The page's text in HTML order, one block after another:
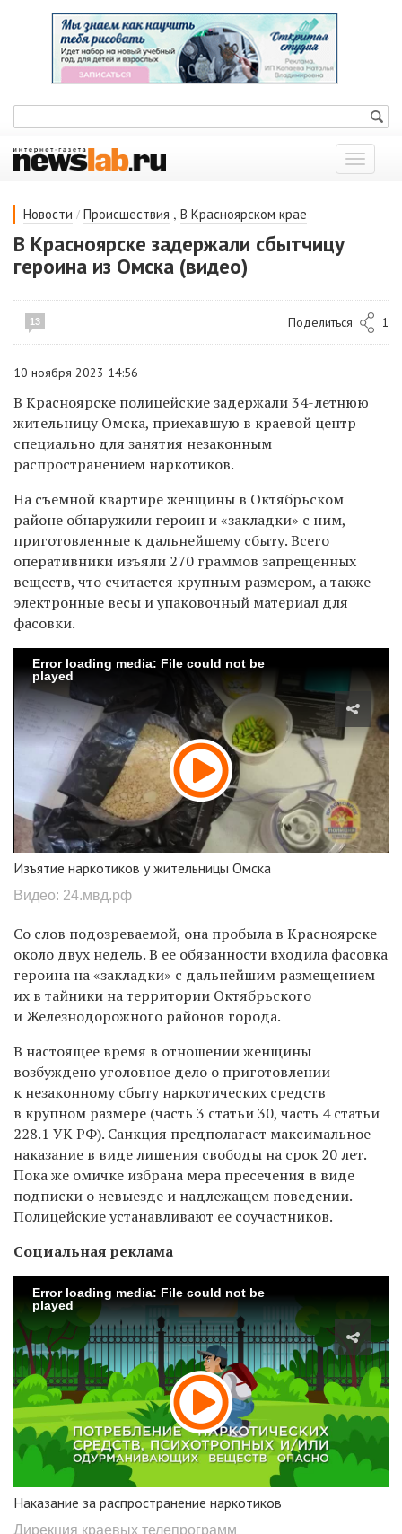
Показать
меню
Новости / Происшествия , В Красноярском крае
В Красноярске задержали сбытчицу
героина из Омска (видео)
13 Поделиться 1
10 ноября 2023 14:56
В Красноярске полицейские задержали 34-летнюю
жительницу Омска, приехавшую в краевой центр
специально для занятия незаконным
распространением наркотиков.
На съемной квартире женщины в Октябрьском
районе обнаружили героин и «закладки» с ним,
приготовленные к дальнейшему сбыту. Всего
оперативники изъяли 270 граммов запрещенных
веществ, что считается крупным размером, а также
электронные весы и упаковочный материал для
фасовки.
Error loading media: File could not be
played
Изъятие наркотиков у жительницы Омска
Видео: 24.мвд.рф
Со слов подозреваемой, она пробыла в Красноярске
около двух недель. В ее обязанности входила фасовка
героина на «закладки» с дальнейшим размещением
их в тайники на территории Октябрьского
и Железнодорожного районов города.
В настоящее время в отношении женщины
возбуждено уголовное дело о приготовлении
к незаконному сбыту наркотических средств
в крупном размере (часть 3 статьи 30, часть 4 статьи
228.1 УК РФ). Санкция предполагает максимальное
наказание в виде лишения свободы на срок 20 лет.
Пока же омичке избрана мера пресечения в виде
подписки о невыезде и надлежащем поведении.
Полицейские устанавливают ее соучастников.
Социальная реклама
Error loading media: File could not be
played
Наказание за распространение наркотиков
Дирекция краевых телепрограмм